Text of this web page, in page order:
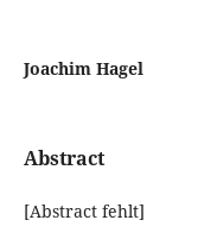
Joachim Hagel
Abstract
[Abstract fehlt]